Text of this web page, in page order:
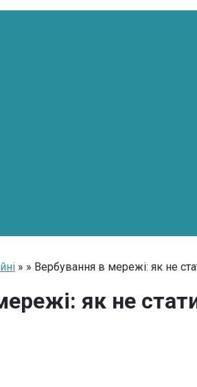
» » Вербування в мережі: як не
як не